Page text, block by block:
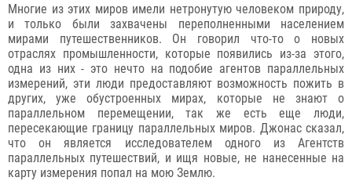
Многие из этих миров имели нетронутую человеком природу,
и только были захвачены переполненными населением
мирами путешественников. Он говорил что-то о новых
отраслях промышленности, которые появились из-за этого,
одна из них - это нечто на подобие агентов параллельных
измерений, эти люди предоставляют возможность пожить в
других, уже обустроенных мирах, которые не знают о
параллельном перемещении, так же есть еще люди,
пересекающие границу параллельных миров. Джонас сказал,
что он является исследователем одного из Агентств
параллельных путешествий, и ищя новые, не нанесенные на
карту измерения попал на мою Землю.